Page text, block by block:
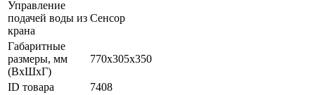
Управление
подачей воды из
крана
Сенсор
Габаритные
размеры, мм
(ВxШxГ)
770x305x350
ID товара
7408